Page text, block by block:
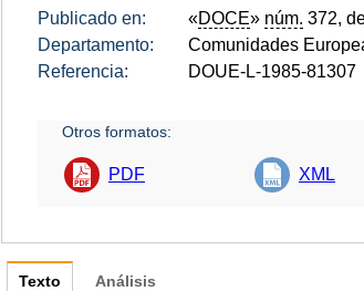
Publicado en: «DOCE» núm. 372,
Departamento:
Comunidades
Referencia:
DOUE-L-1985-81307
Otros formatos:
PDF XML
Texto Análisis